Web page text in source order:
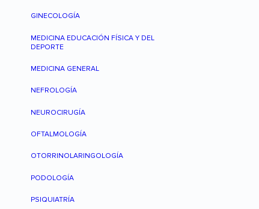
GINECOLOGÍA
MEDICINA EDUCACIÓN FÍSICA Y DEL
DEPORTE
MEDICINA GENERAL
NEFROLOGÍA
NEUROCIRUGÍA
OFTALMOLOGÍA
OTORRINOLARINGOLOGÍA
PODOLOGÍA
PSIQUIATRÍA